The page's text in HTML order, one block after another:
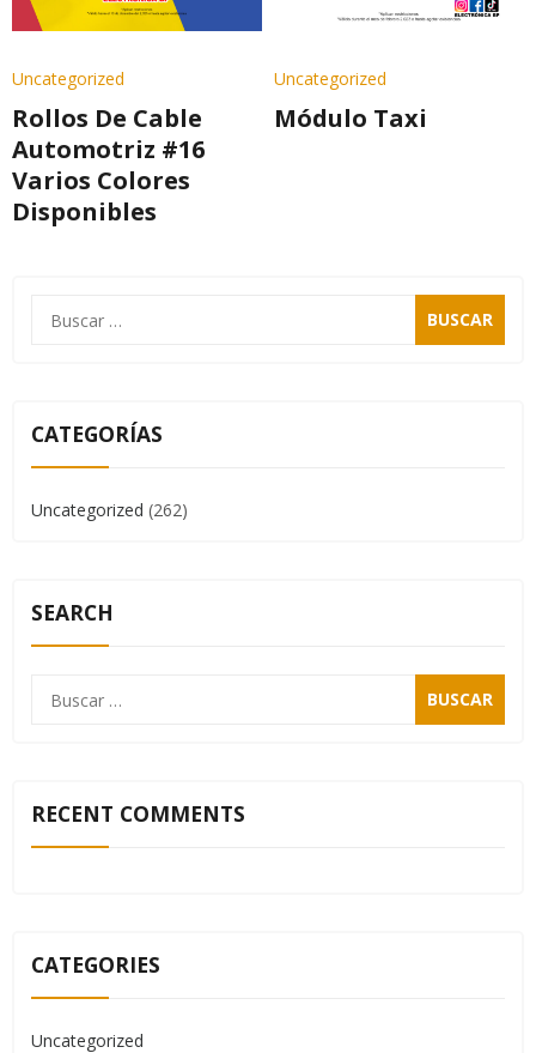
Uncategorized
Rollos De Cable
Automotriz #16
Varios Colores
Disponibles
Uncategorized
Módulo Taxi
CATEGORÍAS
Uncategorized (262)
SEARCH
RECENT COMMENTS
CATEGORIES
Uncategorized